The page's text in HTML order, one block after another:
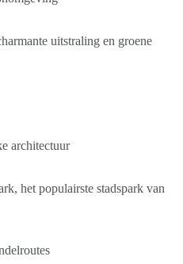
uitstraling en groene
architectuur
het populairste stadspark van